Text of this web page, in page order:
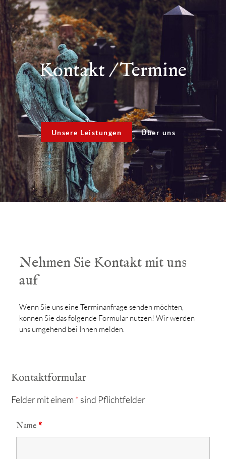
Kontakt / Termine
Unsere Leistungen Über uns
Nehmen Sie Kontakt mit uns
auf
Wenn Sie uns eine Terminanfrage senden möchten,
können Sie das folgende Formular nutzen! Wir werden
uns umgehend bei Ihnen melden.
Kontaktformular
Felder mit einem * sind Pflichtfelder
Name *